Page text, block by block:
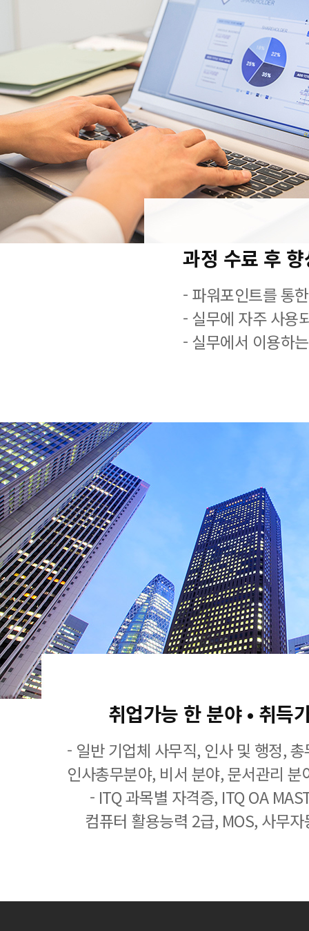
과정 수료 후
- 파워포인트를 통
- 실무에 자주 사용
- 실무에서 이용하
취업가능 한 분야 • 취득
- 일반 기업체 사무직, 인사 및 행정,
인사총무분야, 비서 분야, 문서관리
- ITQ 과목별 자격증, ITQ OA
컴퓨터 활용능력 2급, MOS, 사무